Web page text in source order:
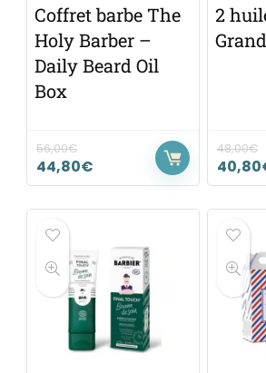
Coffret barbe The
Holy Barber –
Daily Beard Oil
Box
56,00€
44,80€
2
48,00€
40,80